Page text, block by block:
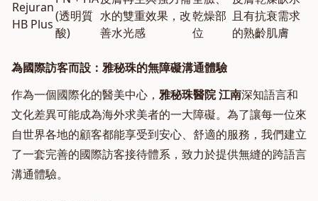
Rejuran
HB Plus
(透明質
酸)
水的雙重效果，改
善水光感
乾燥部
位
且有抗衰需求
的熟齡肌膚
為國際訪客而設：雅秘珠的無障礙溝通體驗
作為一個國際化的醫美中心， 雅秘珠醫院 江南深知語言和
文化差異可能成為海外求美者的一大障礙。為了讓每一位來
自世界各地的顧客都能享受到安心、舒適的服務，我們建立
了一套完善的國際訪客接待體系，致力於提供無縫的跨語言
溝通體驗。